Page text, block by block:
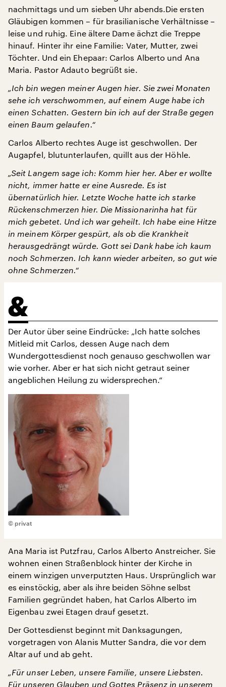
nachmittags und um sieben Uhr abends.Die ersten
Gläubigen kommen – für brasilianische Verhältnisse –
leise und ruhig. Eine ältere Dame ächzt die Treppe
hinauf. Hinter ihr eine Familie: Vater, Mutter, zwei
Töchter. Und ein Ehepaar: Carlos Alberto und Ana
Maria. Pastor Adauto begrüßt sie.
„Ich bin wegen meiner Augen hier. Sie zwei Monaten
sehe ich verschwommen, auf einem Auge habe ich
einen Schatten. Gestern bin ich auf der Straße gegen
einen Baum gelaufen.“
Carlos Alberto rechtes Auge ist geschwollen. Der
Augapfel, blutunterlaufen, quillt aus der Höhle.
„Seit Langem sage ich: Komm hier her. Aber er wollte
nicht, immer hatte er eine Ausrede. Es ist
übernatürlich hier. Letzte Woche hatte ich starke
Rückenschmerzen hier. Die Missionarinha hat für
mich gebetet. Und ich war geheilt. Ich habe eine Hitze
in meinem Körper gespürt, als ob die Krankheit
herausgedrängt würde. Gott sei Dank habe ich kaum
noch Schmerzen. Ich kann wieder arbeiten, so gut wie
ohne Schmerzen.“
Der Autor über seine Eindrücke: „Ich hatte solches
Mitleid mit Carlos, dessen Auge nach dem
Wundergottesdienst noch genauso geschwollen war
wie vorher. Aber er hat sich nicht getraut seiner
angeblichen Heilung zu widersprechen.“
© privat
Ana Maria ist Putzfrau, Carlos Alberto Anstreicher. Sie
wohnen einen Straßenblock hinter der Kirche in
einem winzigen unverputzten Haus. Ursprünglich war
es einstöckig, aber als ihre beiden Söhne selbst
Familien gegründet haben, hat Carlos Alberto im
Eigenbau zwei Etagen drauf gesetzt.
Der Gottesdienst beginnt mit Danksagungen,
vorgetragen von Alanis Mutter Sandra, die vor dem
Altar auf und ab geht.
„Für unser Leben, unsere Familie, unsere Liebsten.
Für unseren Glauben und Gottes Präsenz in unserem